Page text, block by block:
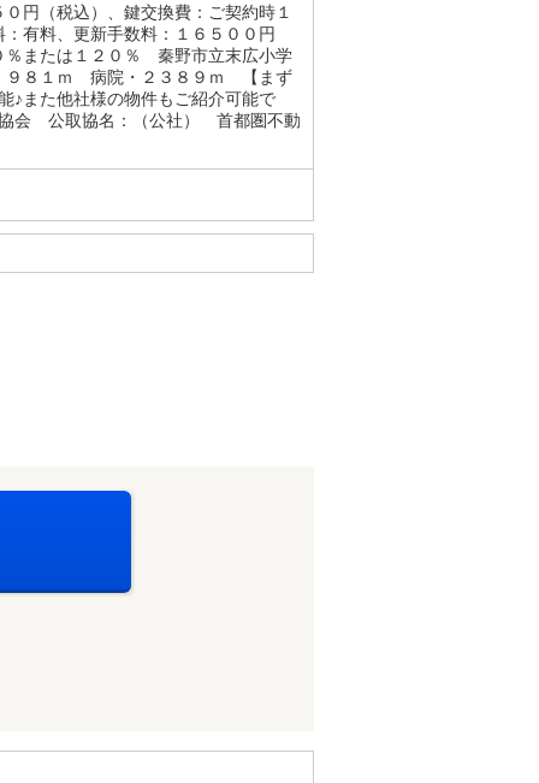
円（税込）、鍵交換費：ご契約時１
有料、更新手数料：１６５００円
または１２０％ 秦野市立末広小学
９８１ｍ 病院・２３８９ｍ 【まず
♪また他社様の物件もご紹介可能で
協会 公取協名：（公社） 首都圏不動